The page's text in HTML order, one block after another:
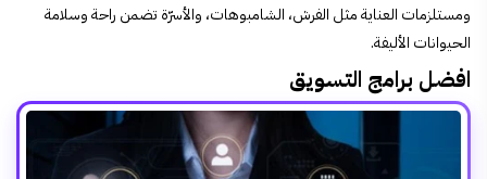
ومستلزمات العناية مثل الفرش، الشامبوهات، والأسرّة تضمن راحة وسلامة
الحيوانات الأليفة.
افضل برامج التسويق